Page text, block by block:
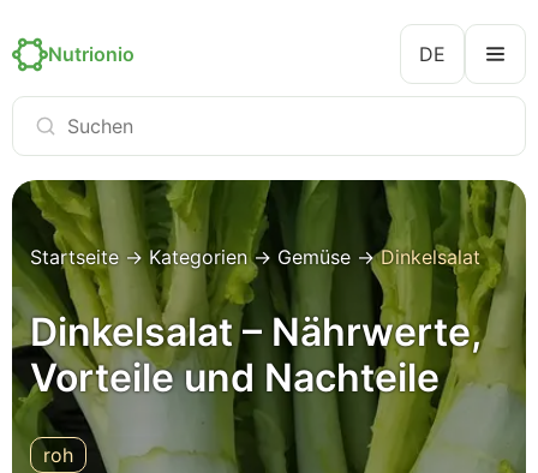
Nutrionio DE
Startseite → Kategorien→ Gemüse →Dinkelsalat
Dinkelsalat – Nährwerte,
Vorteile und Nachteile
roh